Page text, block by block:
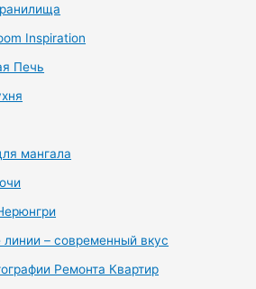
Inspiration
Печь
мангала
линии – современный вкус
Ремонта Квартир